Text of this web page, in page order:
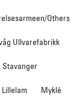
Others
Ullvarefabrikk
Stavanger
Lillelam Myklé